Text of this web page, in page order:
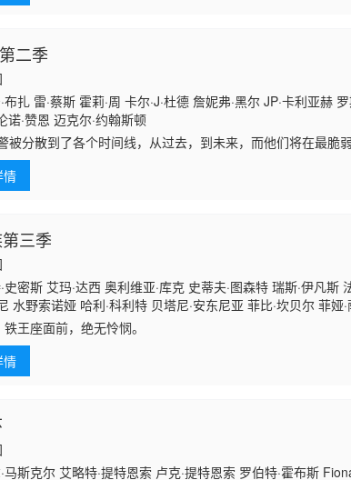
二季
布扎 雷·蔡斯 霍莉·周 卡尔·J·杜德 詹妮弗·黑尔 JP·卡利亚赫
诺·赞恩 迈克尔·约翰斯顿
被分散到了各个时间线，从过去，到未来，而他们将在最脆
启发威，大战来临。
情
三季
史密斯 艾玛·达西 奥利维亚·库克 史蒂夫·图森特 瑞斯·伊凡斯
水野索诺娅 哈利·科利特 贝塔尼·安东尼亚 菲比·坎贝尔 菲娅
姆·班尼特 基兰·比尤 库尔特·埃贾万 弗莱迪·福克斯 克林顿·利
汤米·弗拉纳根 丹·福勒 乔普林·西伯顿 巴里·斯隆 保罗·肯尼
座面前，绝无怜悯。
情
马斯克尔 艾略特·提特恩索 卢克·提特恩索 罗伯特·霍布斯